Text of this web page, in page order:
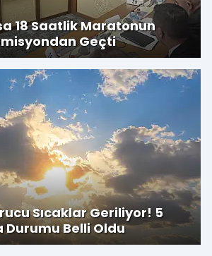
18 Saatlik Maratonun
Geçti
Sıcaklar Geriliyor! 5
Durumu Belli Oldu